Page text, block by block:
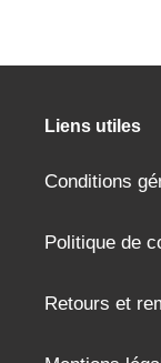
Liens utiles
Conditions
Politique de
Retours et